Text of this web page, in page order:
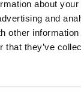
about
and
other information
that they’ve
Χωρίς ένα σωστό
επίπεδα
ακόμη και τα